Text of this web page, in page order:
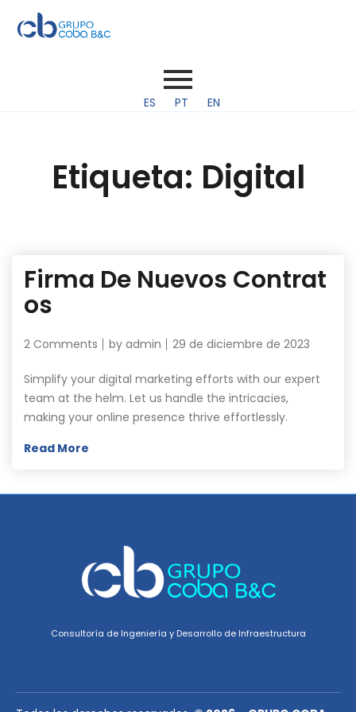
ES PT EN
Etiqueta: Digital
Firma De Nuevos Contrat
os
2 Comments by admin 29 de diciembre de 2023
Simplify your digital marketing efforts with our expert
team at the helm. Let us handle the intricacies,
making your online presence thrive effortlessly.
Read More
Consultoría de Ingeniería y Desarrollo de Infraestructura